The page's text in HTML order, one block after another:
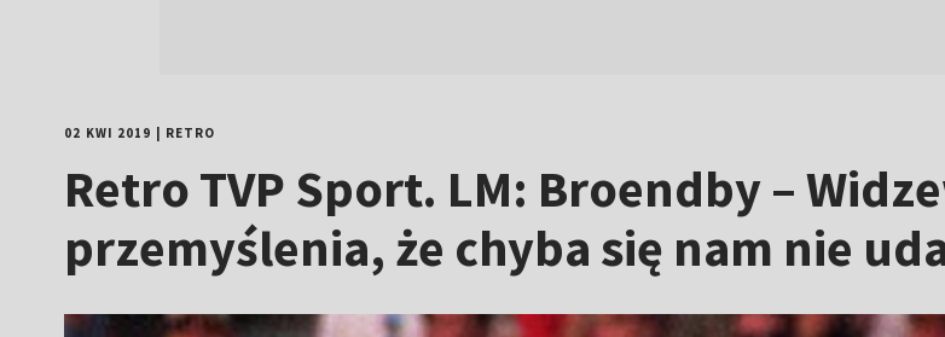
02 KWI 2019 RETRO
Retro TVP Sport. LM: Broendby –
przemyślenia, że chyba się nam nie